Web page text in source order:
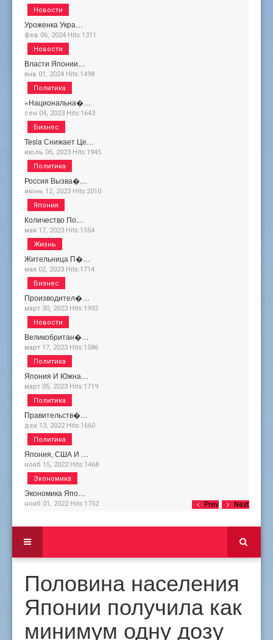
Prev Next
Уроженка Укра…
фев 06, 2024 Hits:1311
Новости
Власти Японии…
янв 01, 2024 Hits:1498
Новости
«Национальна�…
сен 04, 2023 Hits:1643
Политика
Tesla Снижает Це…
июль 05, 2023 Hits:1945
Бизнес
Россия Вызва�…
июнь 12, 2023 Hits:2010
Политика
Количество По…
мая 17, 2023 Hits:1554
Япония
Жительница П�…
мая 02, 2023 Hits:1714
Жизнь
Производител�…
март 30, 2023 Hits:1992
Бизнес
Великобритан�…
март 17, 2023 Hits:1586
Новости
Япония И Южна…
март 05, 2023 Hits:1719
Политика
Правительств�…
дек 13, 2022 Hits:1660
Политика
Япония, США И …
нояб 15, 2022 Hits:1468
Политика
Экономика Япо…
нояб 01, 2022 Hits:1752
Экономика
Половина населения
Японии получила как
минимум одну дозу